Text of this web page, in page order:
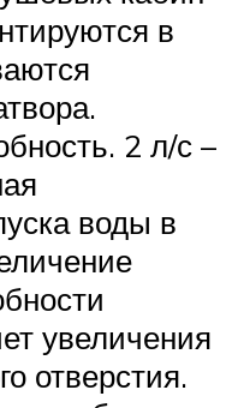
в
2 л/с –
воды в
увеличения
отверстия.